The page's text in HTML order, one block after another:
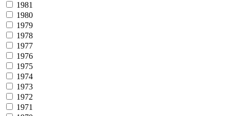
1981
1980
1979
1978
1977
1976
1975
1974
1973
1972
1971